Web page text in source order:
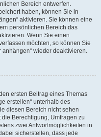
Bereich entwerfen.
haben, können Sie in
aktivieren. Sie können eine
persönlichen Bereich das
Wenn Sie einen
möchten, so können Sie
wieder deaktivieren.
ersten Beitrag eines Themas
erstellen“ unterhalb des
diesen Bereich nicht sehen
Berechtigung, Umfragen zu
zwei Antwortmöglichkeiten in
sicherstellen, dass jede